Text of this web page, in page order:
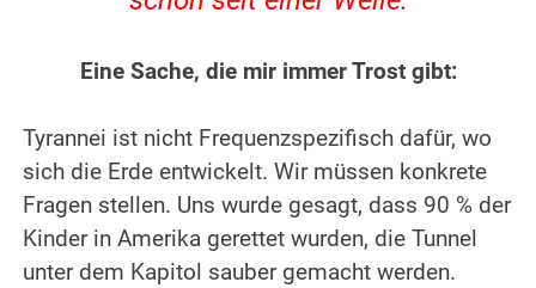
Eine Sache, die mir immer Trost gibt:
Tyrannei ist nicht Frequenzspezifisch dafür, wo
sich die Erde entwickelt. Wir müssen konkrete
Fragen stellen. Uns wurde gesagt, dass 90 % der
Kinder in Amerika gerettet wurden, die Tunnel
unter dem Kapitol sauber gemacht werden.